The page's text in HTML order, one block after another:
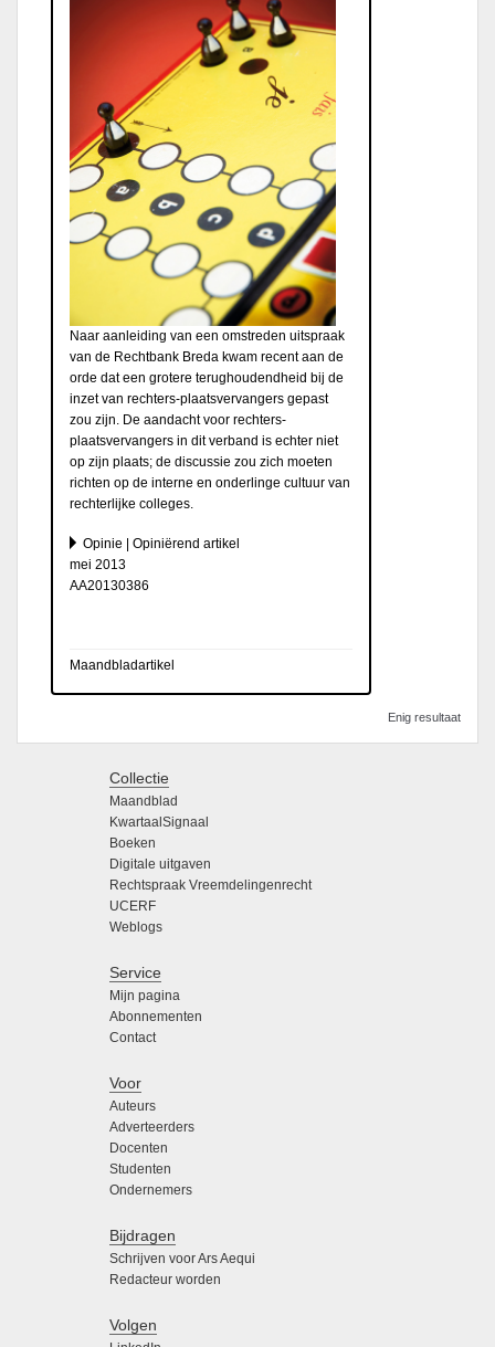
Naar aanleiding van een omstreden uitspraak
van de Rechtbank Breda kwam recent aan de
orde dat een grotere terughoudendheid bij de
inzet van rechters-plaatsvervangers gepast
zou zijn. De aandacht voor rechters-
plaatsvervangers in dit verband is echter niet
op zijn plaats; de discussie zou zich moeten
richten op de interne en onderlinge cultuur van
rechterlijke colleges.
Opinie | Opiniërend artikel
mei 2013
AA20130386
Maandbladartikel
Enig resultaat
Collectie
Maandblad
KwartaalSignaal
Boeken
Digitale uitgaven
Rechtspraak Vreemdelingenrecht
UCERF
Weblogs
Service
Mijn pagina
Abonnementen
Contact
Voor
Auteurs
Adverteerders
Docenten
Studenten
Ondernemers
Bijdragen
Schrijven voor Ars Aequi
Redacteur worden
Volgen